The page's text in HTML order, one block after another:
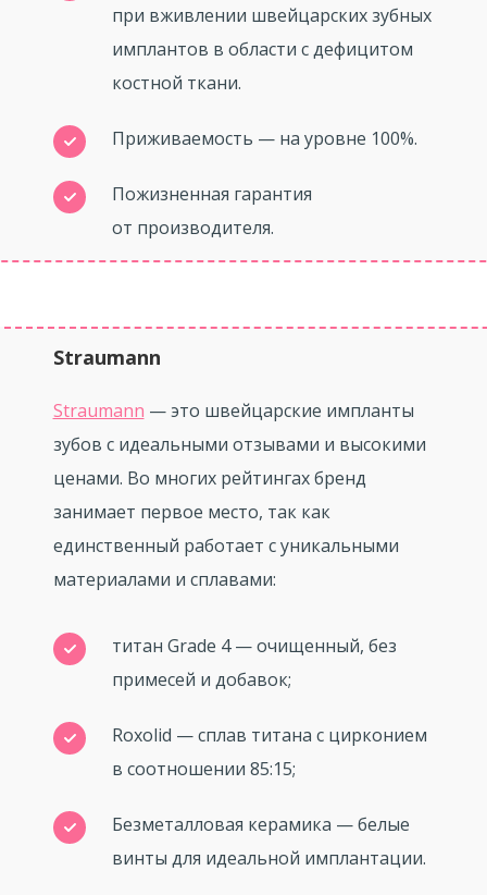
при вживлении швейцарских зубных
имплантов в области с дефицитом
костной ткани.
Приживаемость — на уровне 100%.
Пожизненная гарантия
от производителя.
Straumann
Straumann — это швейцарские импланты
зубов с идеальными отзывами и высокими
ценами. Во многих рейтингах бренд
занимает первое место, так как
единственный работает с уникальными
материалами и сплавами:
титан Grade 4 — очищенный, без
примесей и добавок;
Roxolid — сплав титана с цирконием
в соотношении 85:15;
Безметалловая керамика — белые
винты для идеальной имплантации.